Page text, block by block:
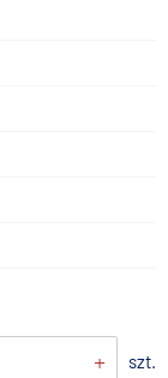
+ szt.